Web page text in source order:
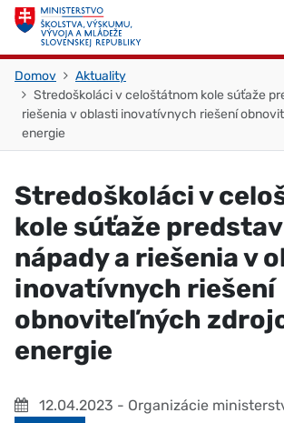
Skočiť na obsah
Domov
Aktuality
Stredoškoláci v celoštátnom kole súťaže
riešenia v oblasti inovatívnych riešení
energie
Stredoškoláci v
kole súťaže
nápady a riešenia v
inovatívnych riešení
obnoviteľných
energie
12.04.2023 - Organizácie
Skočiť na začiatok stránky